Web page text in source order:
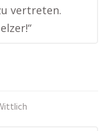
vertreten.